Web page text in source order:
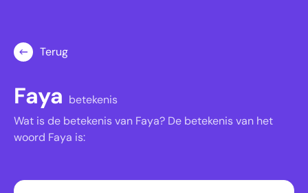
Terug
Faya betekenis
Wat is de betekenis van Faya? De betekenis van het
woord Faya is: